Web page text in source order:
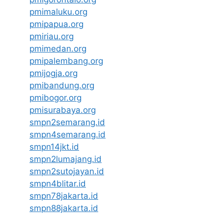
pmimaluku.org
pmipapua.org
pmiriau.org
pmimedan.org
pmipalembang.org
pmijogja.org
pmibandung.org
pmibogor.org
pmisurabaya.org
smpn2semarang.id
smpn4semarang.id
smpn14jkt.id
smpn2lumajang.id
smpn2sutojayan.id
smpn4blitar.id
smpn78jakarta.id
smpn88jakarta.id